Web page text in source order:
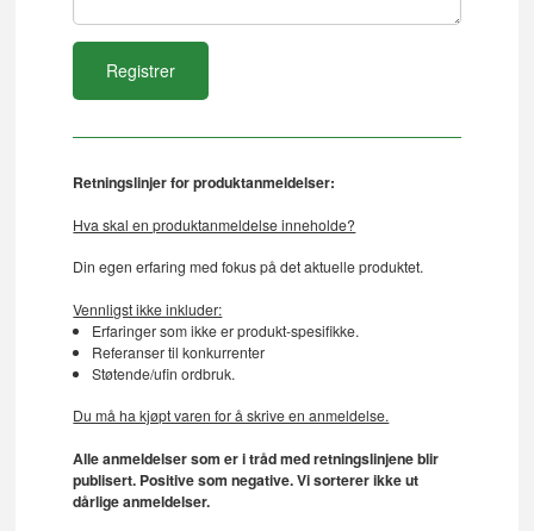
Retningslinjer for produktanmeldelser:
Hva skal en produktanmeldelse inneholde?
Din egen erfaring med fokus på det aktuelle produktet.
Vennligst ikke inkluder:
Erfaringer som ikke er produkt-spesifikke.
Referanser til konkurrenter
Støtende/ufin ordbruk.
Du må ha kjøpt varen for å skrive en anmeldelse.
Alle anmeldelser som er i tråd med retningslinjene blir
publisert. Positive som negative. Vi sorterer ikke ut
dårlige anmeldelser.